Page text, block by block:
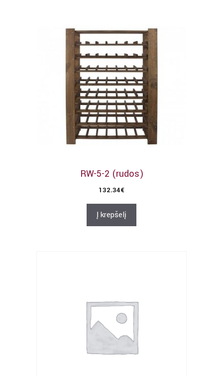
RW-5-2 (rudos)
132.34€
Į krepšelį